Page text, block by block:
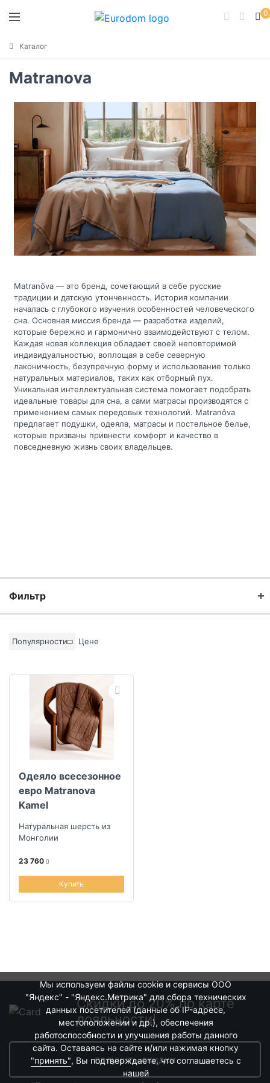
0
Каталог
Matranova
Matranôva — это бренд, сочетающий в себе русские
традиции и датскую утонченность. История компании
началась с глубокого изучения особенностей человеческого
сна. Основная миссия бренда — разработка изделий,
которые бережно и гармонично взаимодействуют с телом.
Каждая новая коллекция обладает своей неповторимой
индивидуальностью, воплощая в себе северную
лаконичность, безупречную форму и использование только
натуральных материалов, таких как отборный пух.
Уникальная интеллектуальная система помогает подобрать
идеальные товары для сна, а сами матрасы производятся с
применением самых передовых технологий. Matranôva
предлагает подушки, одеяла, матрасы и постельное белье,
которые призваны привнести комфорт и качество в
повседневную жизнь своих владельцев.
Фильтр
Цвет основы
Коллекция
Популярности Цене
Одеяло всесезонное
евро Matranova
Kamel
Натуральная шерсть из
Монголии
23 760
Купить
Скидки до 20% по карте
лояльности!
получить скидки
Мы используем файлы cookie и сервисы ООО
"Яндекс" - "Яндекс.Метрика" для сбора технических
данных посетителей (данные об IP-адресе,
местоположении и др.), обеспечения
работоспособности и улучшения работы данного
сайта. Оставаясь на сайте и/или нажимая кнопку
"принять", Вы подтверждаете, что соглашаетесь с
нашей